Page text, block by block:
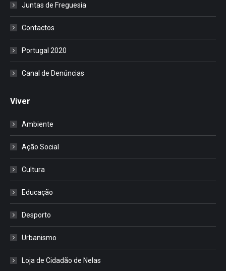
Juntas de Freguesia
Contactos
Portugal 2020
Canal de Denúncias
Viver
Ambiente
Ação Social
Cultura
Educação
Desporto
Urbanismo
Loja de Cidadão de Nelas